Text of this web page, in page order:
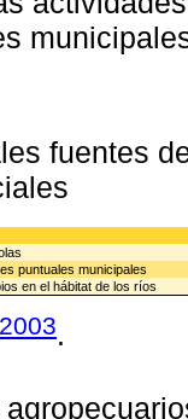
fuentes
puntuales municipales
en el hábitat de los ríos
.